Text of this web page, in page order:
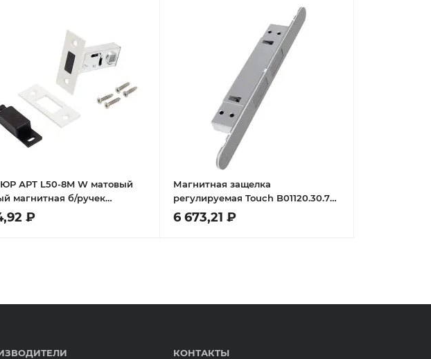
АРТ L50-8M W матовый
магнитная б/ручек
₽
Магнитная защелка
регулируемая Touch B01120.30.78
(серый) с лицевой планкой
B01120.31.34
6 673,21 ₽
КОНТАКТЫ